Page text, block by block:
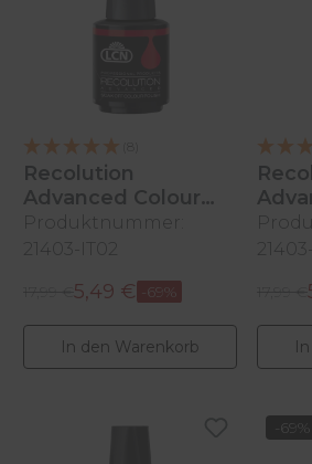
Recolution
Advanced Colour
Polish
Firenze, 10ml
Produktnummer:
21403-IT02
Verkaufspreis:
Regulärer Preis:
5,49 € -69%
In den Warenkorb
Capri,
-69%